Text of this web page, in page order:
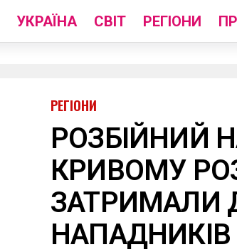
УКРАЇНА СВІТ РЕГІОНИ
РЕГІОНИ
РОЗБІЙНИЙ
КРИВОМУ
ЗАТРИМАЛИ
НАПАДНИКІВ